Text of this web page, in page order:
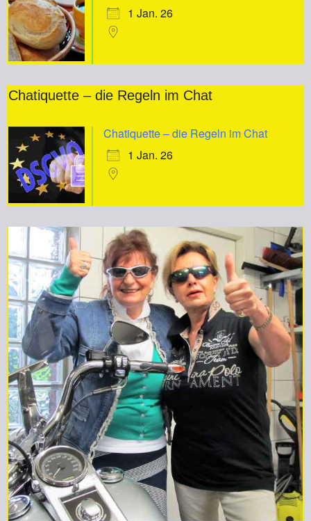
1 Jan. 26
Chatiquette – die Regeln im Chat
Chatiquette – die Regeln im Chat
1 Jan. 26